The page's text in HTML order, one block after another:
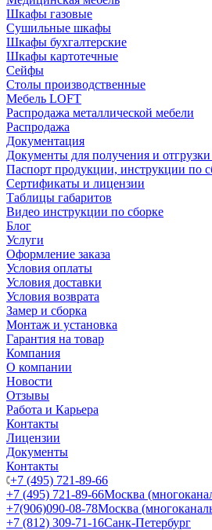
Шкафы газовые
Сушильные шкафы
Шкафы бухгалтерские
Шкафы картотечные
Сейфы
Столы производственные
Мебель LOFT
Распродажа металлической мебели
Распродажа
Документация
Документы для получения и
Паспорт продукции, инструкции по
Сертификаты и лицензии
Таблицы габаритов
Видео инструкции по сборке
Блог
Услуги
Оформление заказа
Условия оплаты
Условия доставки
Условия возврата
Замер и сборка
Монтаж и установка
Гарантия на товар
Компания
О компании
Новости
Отзывы
Работа и Карьера
Контакты
Лицензии
Документы
Контакты
+7 (495) 721-89-66
+7 (495) 721-89-66Москва
+7(906)090-08-78Москва
+7 (812) 309-71-16Санк-Петербург